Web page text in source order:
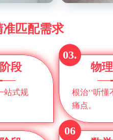
匹配需求
段
站式规
03.
物
根治‘‘听懂
痛点。
06